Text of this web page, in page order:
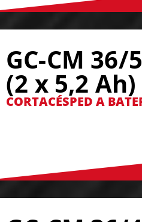
GC-CM 36/
(2 x 5,2 Ah)
CORTACÉSPED A